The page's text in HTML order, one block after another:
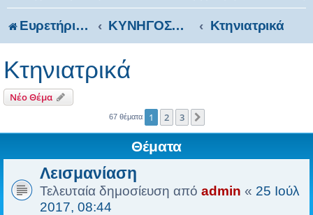
Ευρετήριο Δ. Συζήτησης ΚΥΝΗΓΟΣΚΥΛΑ Κτηνιατρικά
Κτηνιατρικά
Νέο Θέμα
67 θέματα 1 2 3
Θέματα
Λεισμανίαση
Τελευταία δημοσίευση από admin « 25 Ιούλ
2017, 08:44